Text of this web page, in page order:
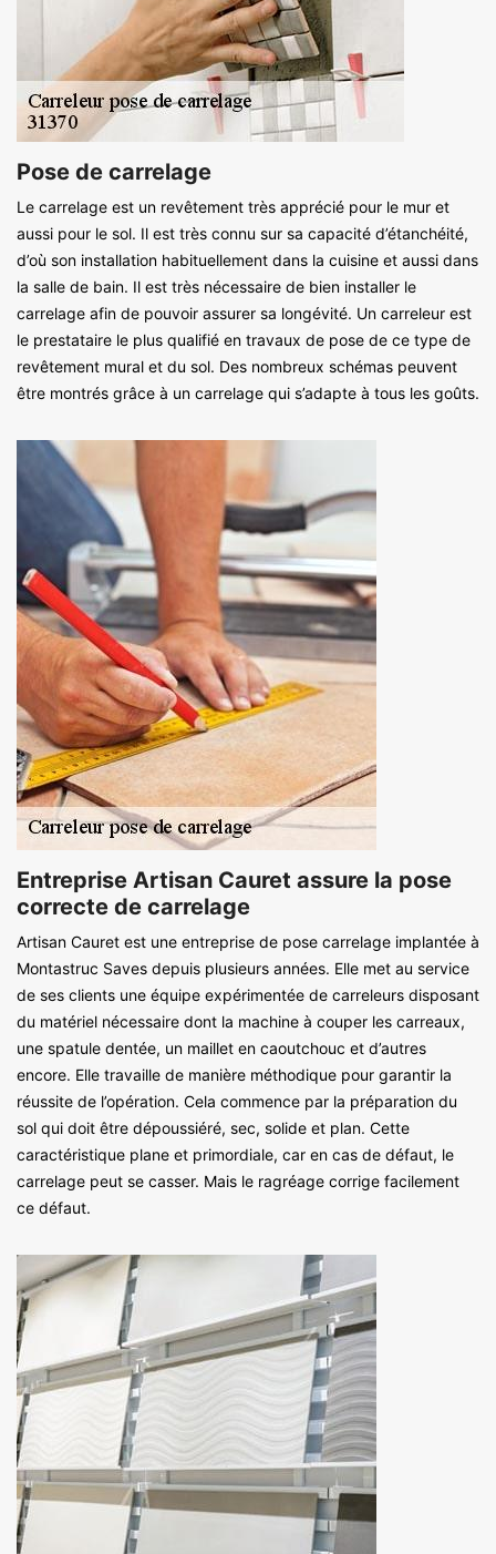
Pose de carrelage
Le carrelage est un revêtement très apprécié pour le mur et
aussi pour le sol. Il est très connu sur sa capacité d’étanchéité,
d’où son installation habituellement dans la cuisine et aussi dans
la salle de bain. Il est très nécessaire de bien installer le
carrelage afin de pouvoir assurer sa longévité. Un carreleur est
le prestataire le plus qualifié en travaux de pose de ce type de
revêtement mural et du sol. Des nombreux schémas peuvent
être montrés grâce à un carrelage qui s’adapte à tous les goûts.
Entreprise Artisan Cauret assure la pose
correcte de carrelage
Artisan Cauret est une entreprise de pose carrelage implantée à
Montastruc Saves depuis plusieurs années. Elle met au service
de ses clients une équipe expérimentée de carreleurs disposant
du matériel nécessaire dont la machine à couper les carreaux,
une spatule dentée, un maillet en caoutchouc et d’autres
encore. Elle travaille de manière méthodique pour garantir la
réussite de l’opération. Cela commence par la préparation du
sol qui doit être dépoussiéré, sec, solide et plan. Cette
caractéristique plane et primordiale, car en cas de défaut, le
carrelage peut se casser. Mais le ragréage corrige facilement
ce défaut.